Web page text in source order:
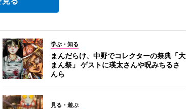
学ぶ・知る
まんだらけ、中野でコレクターの祭典「大
まん祭」 ゲストに瑛太さんや呪みちるさ
んら
見る・遊ぶ